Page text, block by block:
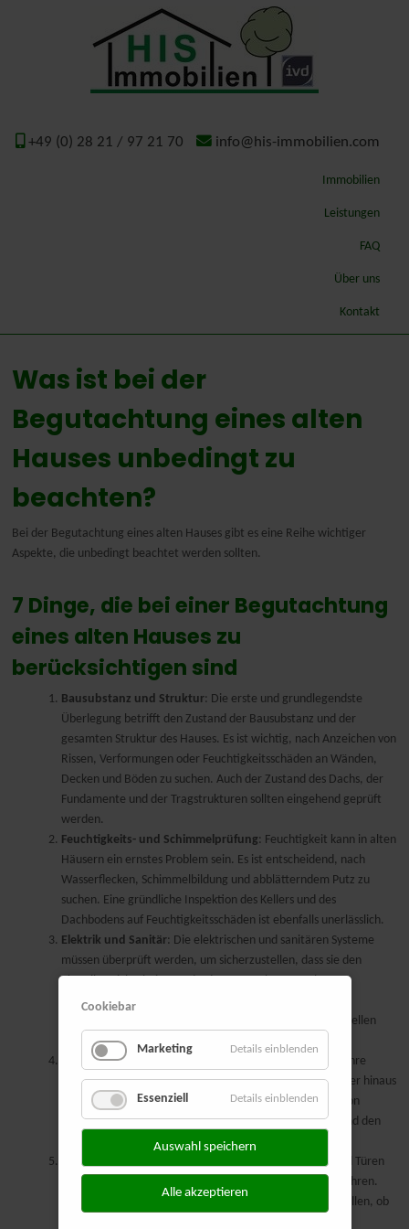
+49 (0) 28 21 / 97 21 70 info@his-immobilien.com
Immobilien
Leistungen
Energieausweis
Nederlands
FAQ
Über uns
Kontakt
Was ist bei der
Begutachtung eines alten
Hauses unbedingt zu
beachten?
Bei der Begutachtung eines alten Hauses gibt es eine Reihe wichtiger
Aspekte, die unbedingt beachtet werden sollten.
7 Dinge, die bei einer Begutachtung
eines alten Hauses zu
berücksichtigen sind
Bausubstanz und Struktur: Die erste und grundlegendste
Überlegung betrifft den Zustand der Bausubstanz und der
gesamten Struktur des Hauses. Es ist wichtig, nach Anzeichen von
Rissen, Verformungen oder Feuchtigkeitsschäden an Wänden,
Decken und Böden zu suchen. Auch der Zustand des Dachs, der
Fundamente und der Tragstrukturen sollten eingehend geprüft
werden.
Feuchtigkeits- und Schimmelprüfung: Feuchtigkeit kann in alten
Häusern ein ernstes Problem sein. Es ist entscheidend, nach
Wasserflecken, Schimmelbildung und abblätterndem Putz zu
suchen. Eine gründliche Inspektion des Kellers und des
Dachbodens auf Feuchtigkeitsschäden ist ebenfalls unerlässlich.
Elektrik und Sanitär: Die elektrischen und sanitären Systeme
müssen überprüft werden, um sicherzustellen, dass sie den
aktuellen Sicherheitsstandards entsprechen. Veraltete
Verkabelung, unsachgemäß installierte Steckdosen und
Rohrleitungen können erhebliche Sicherheitsrisiken darstellen
und sollten gegebenenfalls erneuert werden.
Heizung und Isolierung
: Die Heizungsanlage sollte auf ihre
Effizienz und ihren Zustand hin überprüft werden. Darüber hinaus
ist die Isolierung der Wände, des Dachs und der Böden von
großer Bedeutung, um Energieverluste zu minimieren und den
Wohnkomfort zu erhöhen.
Fenster und Türen
: Undichte oder veraltete Fenster und Türen
können zu Wärmeverlusten und Sicherheitsproblemen führen.
Eine Inspektion dieser Elemente ist wichtig, um festzustellen, ob
Cookiebar
Marketing Details einblenden
Essenziell Details einblenden
Auswahl speichern
Alle akzeptieren